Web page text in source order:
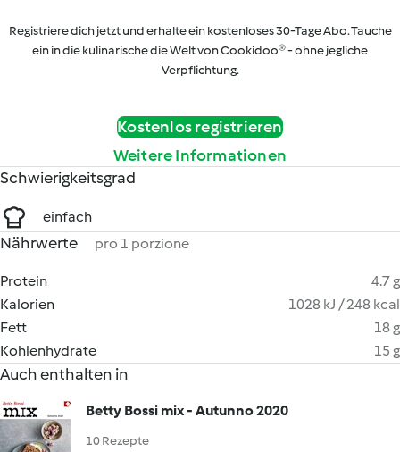
Registriere dich jetzt und erhalte ein kostenloses 30-Tage Abo. Tauche
ein in die kulinarische die Welt von Cookidoo® - ohne jegliche
Verpflichtung.
Kostenlos registrieren
Weitere Informationen
Schwierigkeitsgrad
einfach
Nährwerte pro 1 porzione
Protein
4.7 g
Kalorien
1028 kJ / 248 kcal
Fett
18 g
Kohlenhydrate
15 g
Auch enthalten in
Betty Bossi mix - Autunno 2020
10 Rezepte